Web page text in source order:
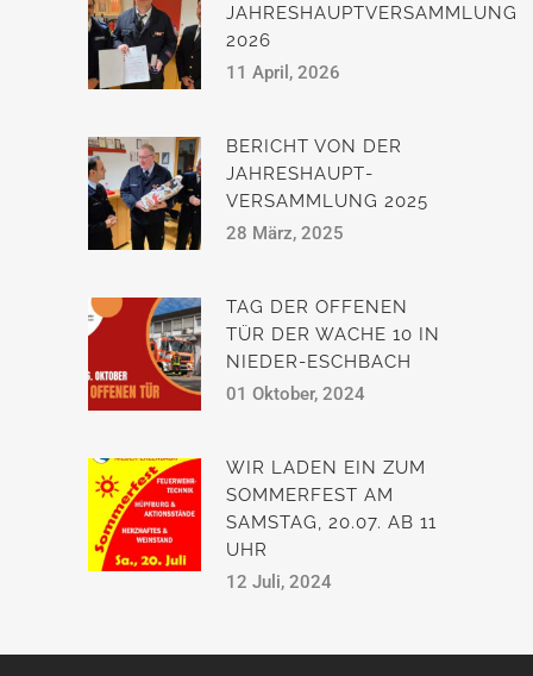
JAHRESHAUPTVERSAMMLUNG
2026
11 April, 2026
BERICHT VON DER
JAHRESHAUPT­
VERSAMMLUNG 2025
28 März, 2025
TAG DER OFFENEN
TÜR DER WACHE 10 IN
NIEDER-ESCHBACH
01 Oktober, 2024
WIR LADEN EIN ZUM
SOMMERFEST AM
SAMSTAG, 20.07. AB 11
UHR
12 Juli, 2024